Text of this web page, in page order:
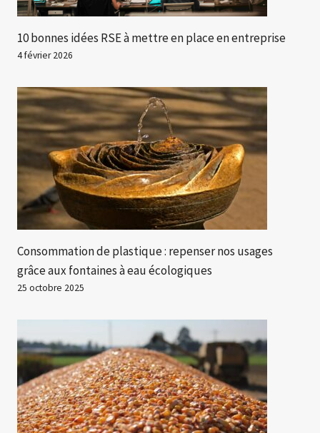
10 bonnes idées RSE à mettre en place en entreprise
4 février 2026
Consommation de plastique : repenser nos usages
grâce aux fontaines à eau écologiques
25 octobre 2025